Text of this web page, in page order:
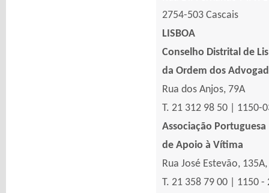
2754-503 Cascais
LISBOA
Conselho Distrital de
da Ordem dos
Rua dos Anjos, 79A
T. 21 312 98 50 | 1150-
Associação Portuguesa
de Apoio à Vítima
Rua José Estevão,
T. 21 358 79 00 | 1150 -